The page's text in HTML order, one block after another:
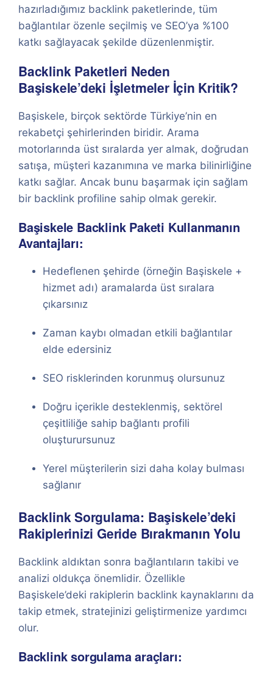
hazırladığımız backlink paketlerinde, tüm
bağlantılar özenle seçilmiş ve SEO’ya %100
katkı sağlayacak şekilde düzenlenmiştir.
Backlink Paketleri Neden
Başiskele’deki İşletmeler İçin Kritik?
Başiskele, birçok sektörde Türkiye’nin en
rekabetçi şehirlerinden biridir. Arama
motorlarında üst sıralarda yer almak, doğrudan
satışa, müşteri kazanımına ve marka bilinirliğine
katkı sağlar. Ancak bunu başarmak için sağlam
bir backlink profiline sahip olmak gerekir.
Başiskele Backlink Paketi Kullanmanın
Avantajları:
Hedeflenen şehirde (örneğin Başiskele +
hizmet adı) aramalarda üst sıralara
çıkarsınız
Zaman kaybı olmadan etkili bağlantılar
elde edersiniz
SEO risklerinden korunmuş olursunuz
Doğru içerikle desteklenmiş, sektörel
çeşitliliğe sahip bağlantı profili
oluşturursunuz
Yerel müşterilerin sizi daha kolay bulması
sağlanır
Backlink Sorgulama: Başiskele’deki
Rakiplerinizi Geride Bırakmanın Yolu
Backlink aldıktan sonra bağlantıların takibi ve
analizi oldukça önemlidir. Özellikle
Başiskele’deki rakiplerin backlink kaynaklarını da
takip etmek, stratejinizi geliştirmenize yardımcı
olur.
Backlink sorgulama araçları: